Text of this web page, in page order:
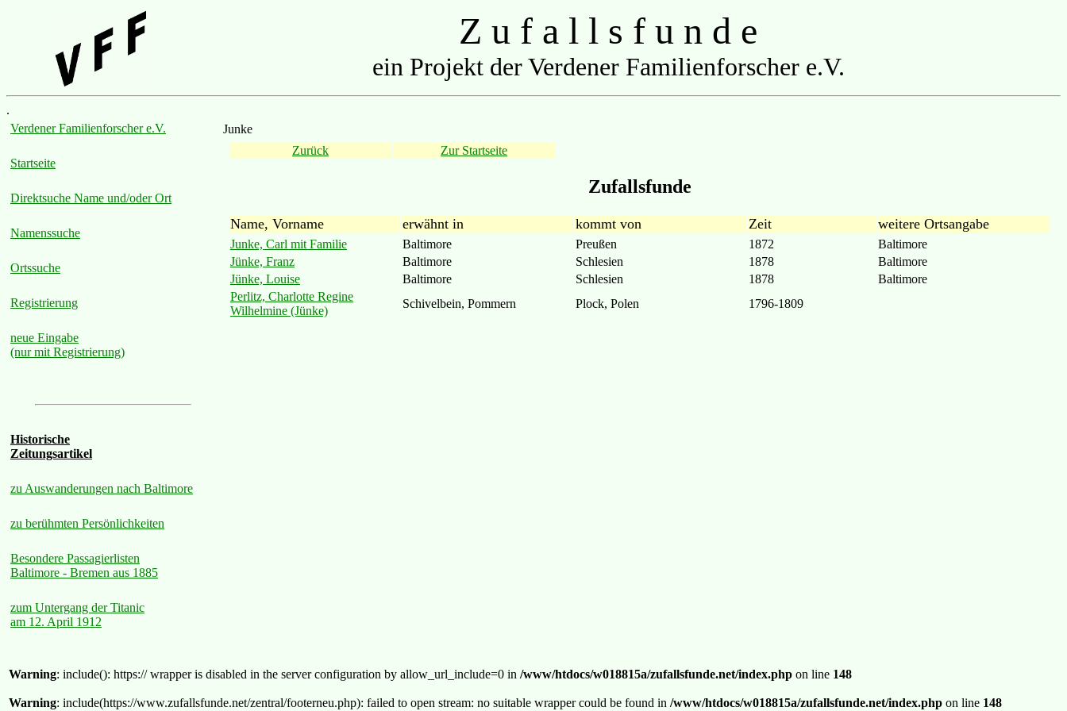
Z u f a l l s f u n d e
ein Projekt der Verdener Familienforscher e.V.
.
Verdener Familienforscher e.V.
Startseite
Direktsuche Name und/oder Ort
Namenssuche
Ortssuche
Registrierung
neue Eingabe
(nur mit Registrierung)
Historische
Zeitungsartikel
zu Auswanderungen nach Baltimore
zu berühmten Persönlichkeiten
Besondere Passagierlisten
Baltimore - Bremen aus 1885
zum Untergang der Titanic
am 12. April 1912
Junke
Zurück
Zur Startseite
Zufallsfunde
Name, Vorname erwähnt in kommt von Zeit weitere Ortsangabe
Junke, Carl mit Familie Baltimore Preußen 1872
Baltimore
Jünke, Franz
Baltimore Schlesien 1878
Baltimore
Jünke, Louise
Baltimore Schlesien 1878
Baltimore
Perlitz, Charlotte Regine
Wilhelmine (Jünke)
Schivelbein, Pommern Plock, Polen 1796-1809
Warning: include(): https:// wrapper is disabled in the server configuration by allow_url_include=0 in /www/htdocs/w018815a/zufallsfunde.net/index.php on line 148
Warning: include(https://www.zufallsfunde.net/zentral/footerneu.php): failed to open stream: no suitable wrapper could be found in /www/htdocs/w018815a/zufallsfunde.net/index.php on line 148